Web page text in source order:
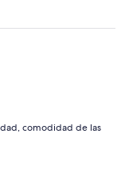
This hotel has
smiles all the
but the quality of
my
with the same
though.) The
we dislike
was difficult to find
up, overall it was a
and quiet place.
comodidad de las